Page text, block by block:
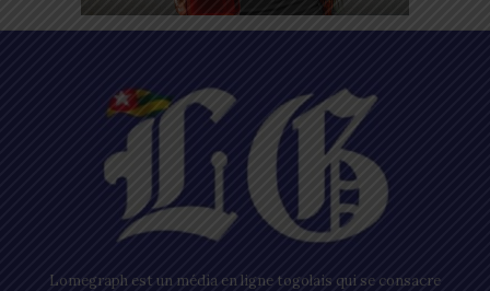
Lomegraph est un média en ligne togolais qui se consacre